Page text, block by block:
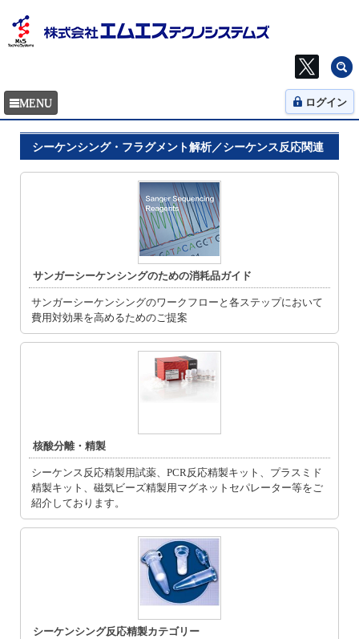
ログイン
シーケンシング・フラグメント解析／シーケンス反応関連
サンガーシーケンシングのための消耗品ガイド
サンガーシーケンシングのワークフローと各ステップにおいて
費用対効果を高めるためのご提案
核酸分離・精製
シーケンス反応精製用試薬、PCR反応精製キット、プラスミド
精製キット、磁気ビーズ精製用マグネットセパレーター等をご
紹介しております。
シーケンシング反応精製カテゴリー